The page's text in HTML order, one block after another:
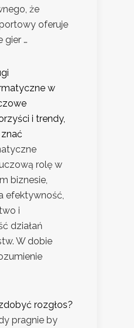
że
oferuje
gier …
w
i trendy,
rolę w
biznesie,
efektywność,
i
działań
W dobie
rozgłos?
pragnie by